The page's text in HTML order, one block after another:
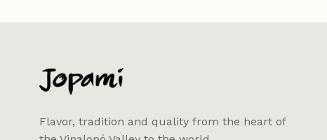
Flavor, tradition and quality from the heart of